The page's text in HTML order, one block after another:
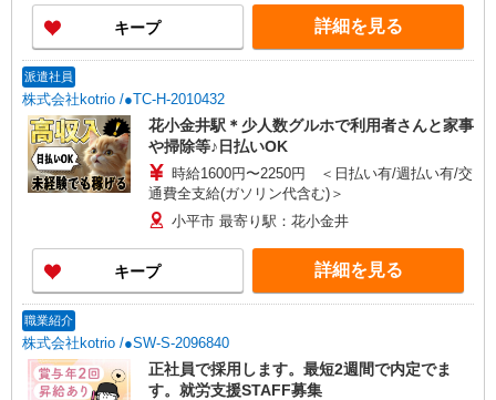
加算含む 〇時間外勤務手当 〇土日祝勤務手当 〇
無事故無違反表彰金 〇年末年始勤務手当
キープ 詳細を見る
派遣社員
株式会社kotrio /●TC-H-2010432
花小金井駅＊少人数グルホで利用者さんと家事
や掃除等♪日払いOK
時給1600円〜2250円 ＜日払い有/週払い有/交
通費全支給(ガソリン代含む)＞
小平市 最寄り駅：花小金井
キープ 詳細を見る
職業紹介
株式会社kotrio /●SW-S-2096840
正社員で採用します。最短2週間で内定でま
す。就労支援STAFF募集